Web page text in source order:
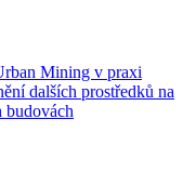
Mining v praxi
dalších prostředků na
budovách